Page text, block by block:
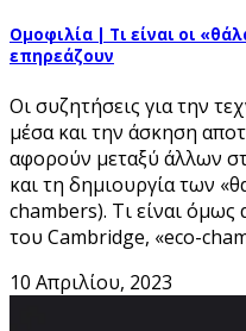
Ομοφιλία | Τι είναι οι
επηρεάζουν
Οι συζητήσεις για την
μέσα και την άσκηση
αφορούν μεταξύ άλλων
και τη δημιουργία των
chambers). Τι είναι
του Cambridge, «eco-
10 Απριλίου, 2023